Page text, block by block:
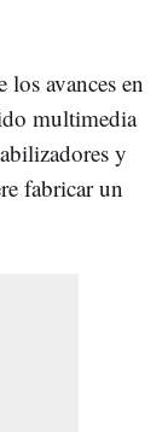
avances en
multimedia
y
fabricar un